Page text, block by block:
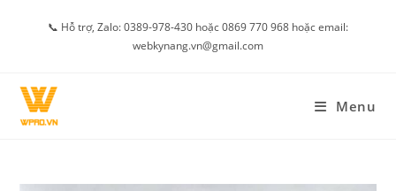
📞 Hỗ trợ, Zalo: 0389-978-430 hoặc 0869 770 968 hoặc email:
webkynang.vn@gmail.com
Menu